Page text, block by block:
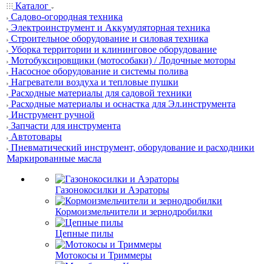
Каталог
Садово-огородная техника
Электроинструмент и Аккумуляторная техника
Строительное оборудование и силовая техника
Уборка территории и клининговое оборудование
Мотобуксировщики (мотособаки) / Лодочные моторы
Насосное оборудование и системы полива
Нагреватели воздуха и тепловые пушки
Расходные материалы для садовой техники
Расходные материалы и оснастка для Эл.инструмента
Инструмент ручной
Запчасти для инструмента
Автотовары
Пневматический инструмент, оборудование и расходники
Маркированные масла
Газонокосилки и Аэраторы
Кормоизмельчители и зернодробилки
Цепные пилы
Мотокосы и Триммеры